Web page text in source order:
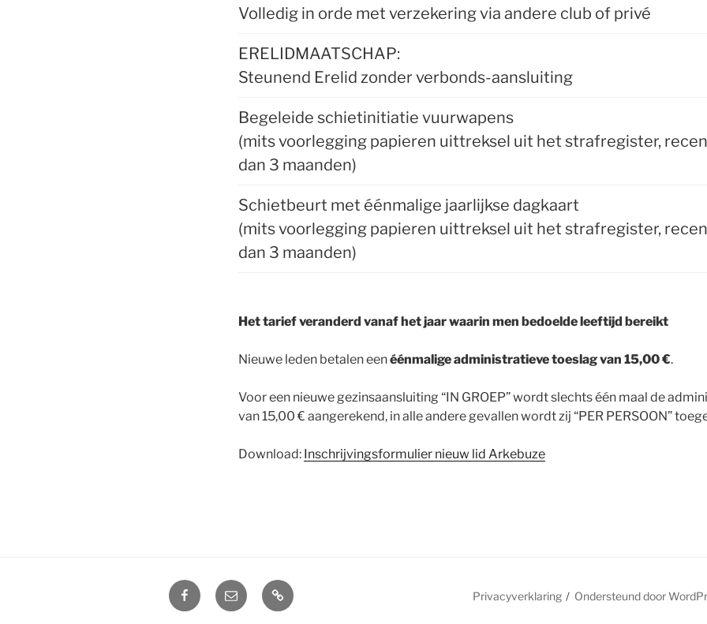
Volledig in orde met verzekering via andere club of privé
ERELIDMAATSCHAP:
Steunend Erelid zonder verbonds-aansluiting
Begeleide schietinitiatie vuurwapens
(mits voorlegging papieren uittreksel uit het strafregister,
dan 3 maanden)
Schietbeurt met éénmalige jaarlijkse dagkaart
(mits voorlegging papieren uittreksel uit het strafregister,
dan 3 maanden)
Het tarief veranderd vanaf het jaar waarin men bedoelde leeftijd bereikt
Nieuwe leden betalen eenéénmalige administratieve toeslag van 15,00 €.
Voor een nieuwe gezinsaansluiting “IN GROEP” wordt slechts één maal de
van 15,00 € aangerekend, in alle andere gevallen wordt zij “PER PERSOON”
Download: Inschrijvingsformulier nieuw lid Arkebuze
Facebook
Arkebuze
E-
mail
Privacyverklaring Privacyverklaring Ondersteund door